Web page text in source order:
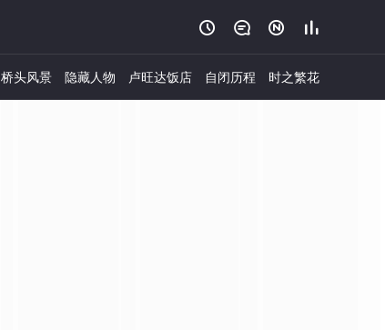
   
桥头风景 隐藏人物 卢旺达饭店 自闭历程 时之繁花